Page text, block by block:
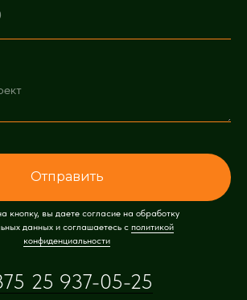
Отправить
кнопку, вы даете согласие на обработку
данных и соглашаетесь c политикой
конфиденциальности
25 937-05-25